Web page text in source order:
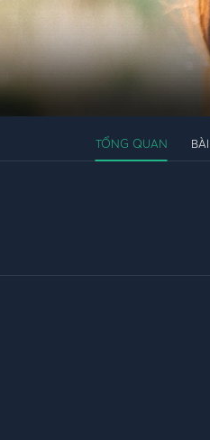
TỔNG QUAN